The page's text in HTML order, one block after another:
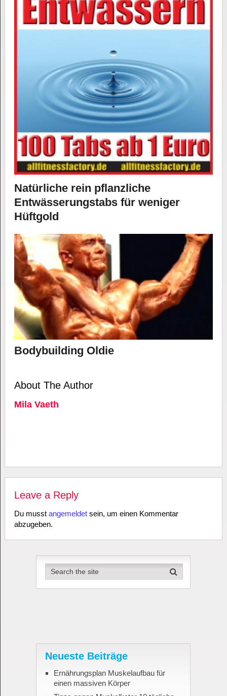
Natürliche rein pflanzliche
Entwässerungstabs für weniger
Hüftgold
Bodybuilding Oldie
About The Author
Mila Vaeth
Leave a Reply
Du musst angemeldetsein, um einen Kommentar
abzugeben.
Neueste Beiträge
Ernährungsplan Muskelaufbau für
einen massiven Körper